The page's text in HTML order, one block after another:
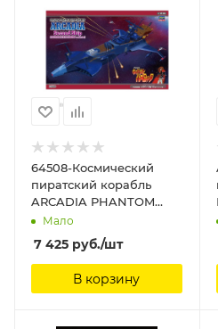
64508-Космический
пиратский корабль
ARCADIA PHANTOM
DEATH Hasegawa,
Мало
7 425 руб./шт
В корзину